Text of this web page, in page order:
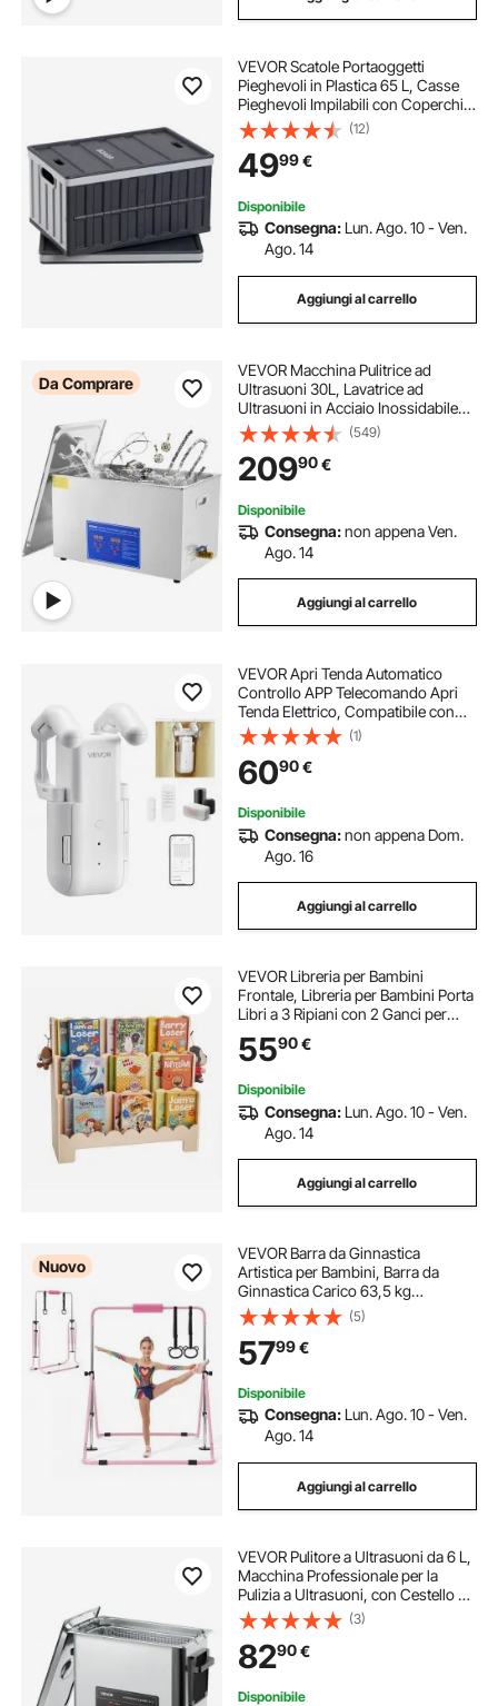
VEVOR Scatole Portaoggetti
Pieghevoli in Plastica 65 L, Casse
Pieghevoli Impilabili con Coperchio
e Maniglie, Set da 2 PZ, Portata
Massima 38 kg, Cesti Contenitori
Pieghevoli Resistenti e Salvaspazio
(12)
4999€
Disponibile
Consegna: Lun. Ago. 10 - Ven.
Ago. 14
Aggiungi al carrello
Da Comprare
VEVOR Macchina Pulitrice ad
Ultrasuoni 30L, Lavatrice ad
Ultrasuoni in Acciaio Inossidabile
Multifunzione con Timer Digitale,
Pulitrice Professionale per Occhiali
Orologi Gioielli Laboratorio
(549)
20990€
Disponibile
Consegna:non appena Ven.
Ago. 14
Aggiungi al carrello
VEVOR Apri Tenda Automatico
Controllo APP Telecomando Apri
Tenda Elettrico, Compatibile con
Alexa e Google Home, con Modalità
Silenziosa Timer, per Guida di
Tende Romane
(1)
6090€
Disponibile
Consegna:non appena Dom.
Ago. 16
Aggiungi al carrello
VEVOR Libreria per Bambini
Frontale, Libreria per Bambini Porta
Libri a 3 Ripiani con 2 Ganci per
Appendere lo Zaino, per Cameretta
dei Bambini, Soggiorno, Cameretta
5590€
Disponibile
Consegna: Lun. Ago. 10 - Ven.
Ago. 14
Aggiungi al carrello
Nuovo
VEVOR Barra da Ginnastica
Artistica per Bambini, Barra da
Ginnastica Carico 63,5 kg
Pieghevole Altezza Regolabile
Allenamento Esercizio per Casa 3-
8 Anni, Telaio in Acciaio al
Carbonio, Colore Rosa
(5)
5799€
Disponibile
Consegna: Lun. Ago. 10 - Ven.
Ago. 14
Aggiungi al carrello
VEVOR Pulitore a Ultrasuoni da 6 L,
Macchina Professionale per la
Pulizia a Ultrasuoni, con Cestello di
Pulizia e Schermo Digitale, in
Acciaio Inox da 120 W e 40 kHz per
Orologi, Rasoi, Gioielli
(3)
8290€
Disponibile